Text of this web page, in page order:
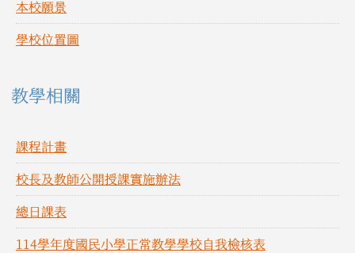
本校願景
學校位置圖
教學相關
課程計畫
校長及教師公開授課實施辦法
總日課表
114學年度國民小學正常教學學校自我檢核表